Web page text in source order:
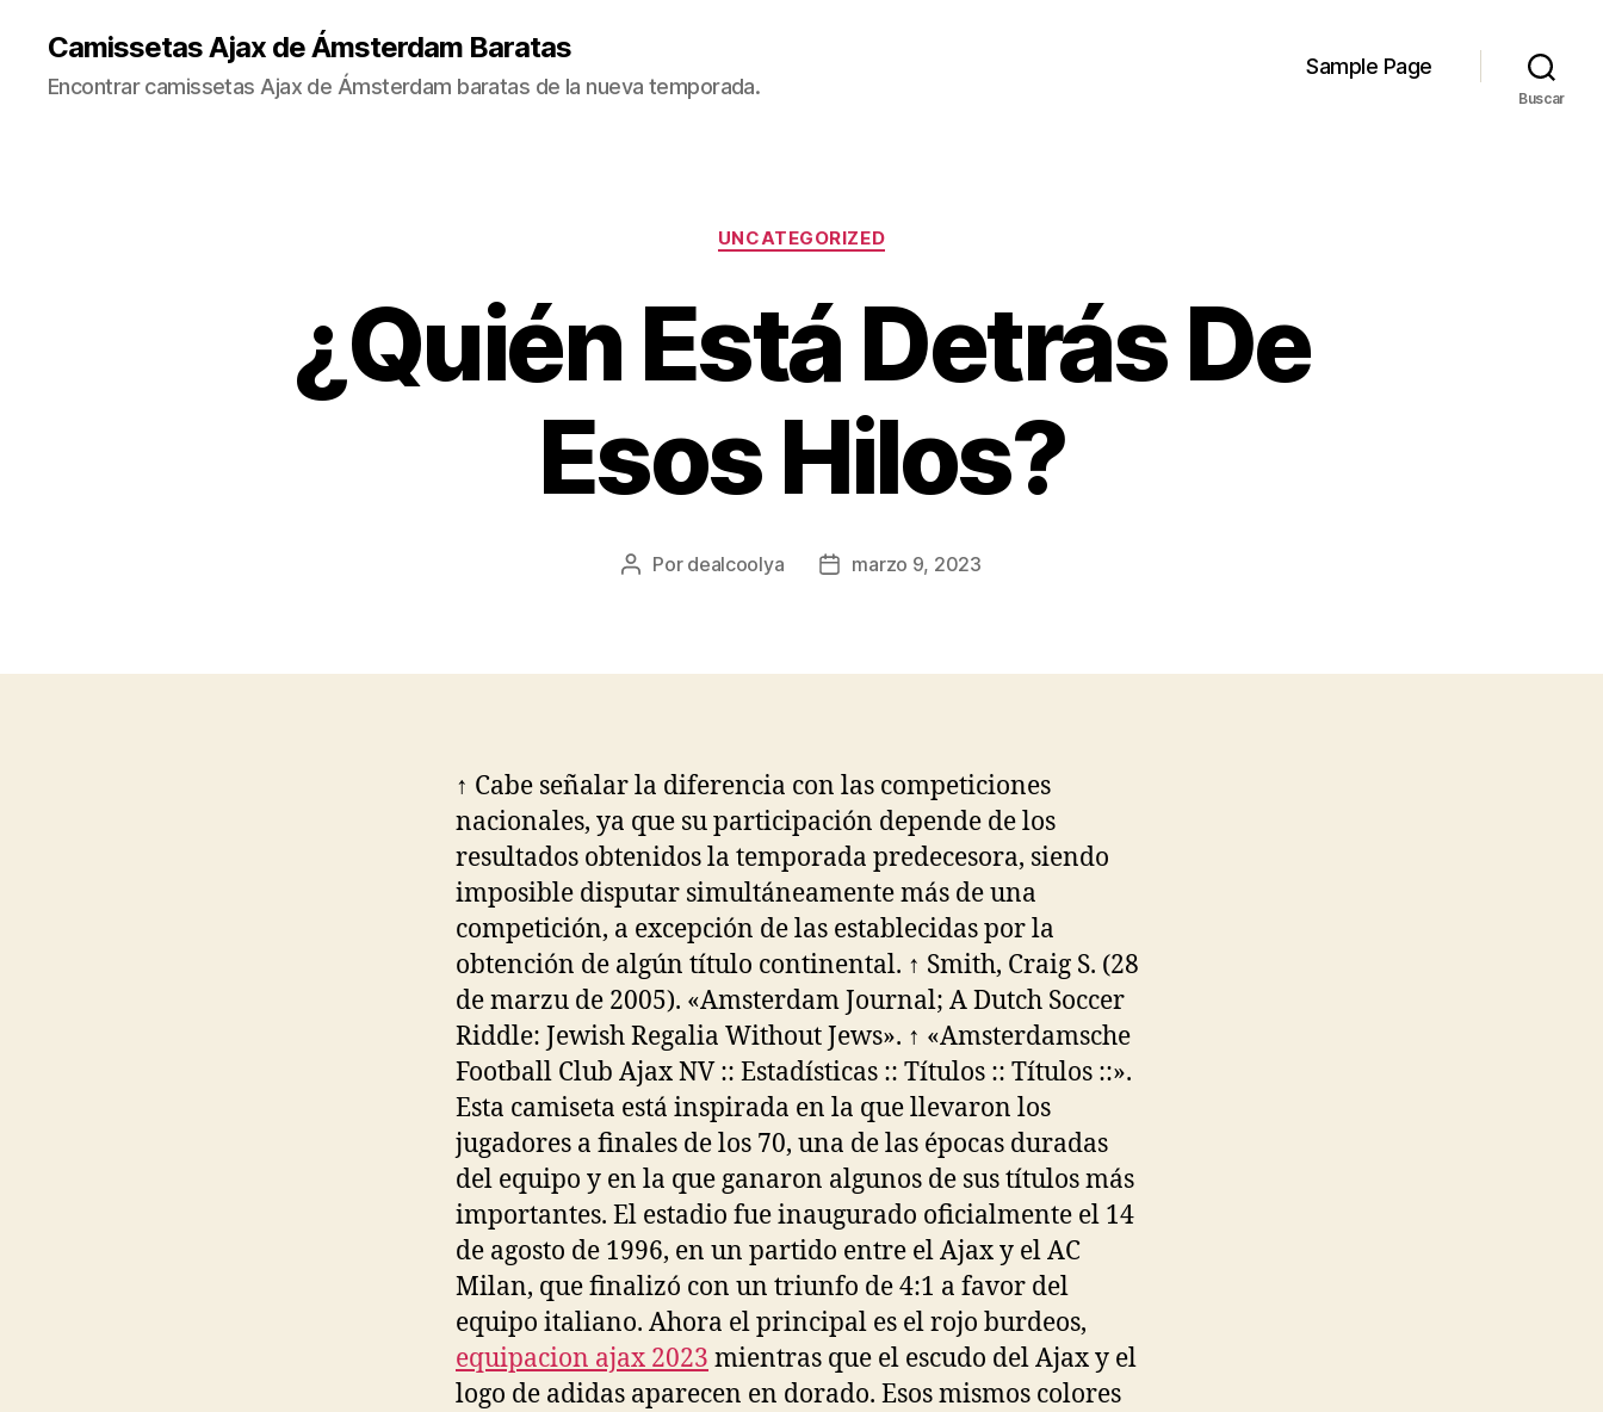
Camissetas Ajax de Ámsterdam Baratas
Encontrar camissetas Ajax de Ámsterdam baratas de la nueva temporada.
Sample Page
Buscar
Categorías
UNCATEGORIZED
¿Quién Está Detrás De
Esos Hilos?
Autor
Por dealcoolya
Fechamarzo 9, 2023
↑ Cabe señalar la diferencia con las competiciones
nacionales, ya que su participación depende de los
resultados obtenidos la temporada predecesora, siendo
imposible disputar simultáneamente más de una
competición, a excepción de las establecidas por la
obtención de algún título continental. ↑ Smith, Craig S. (28
de marzu de 2005). «Amsterdam Journal; A Dutch Soccer
Riddle: Jewish Regalia Without Jews». ↑ «Amsterdamsche
Football Club Ajax NV :: Estadísticas :: Títulos :: Títulos ::».
Esta camiseta está inspirada en la que llevaron los
jugadores a finales de los 70, una de las épocas duradas
del equipo y en la que ganaron algunos de sus títulos más
importantes. El estadio fue inaugurado oficialmente el 14
de agosto de 1996, en un partido entre el Ajax y el AC
Milan, que finalizó con un triunfo de 4:1 a favor del
equipo italiano. Ahora el principal es el rojo burdeos,
equipacion ajax 2023 mientras que el escudo del Ajax y el
logo de adidas aparecen en dorado. Esos mismos colores